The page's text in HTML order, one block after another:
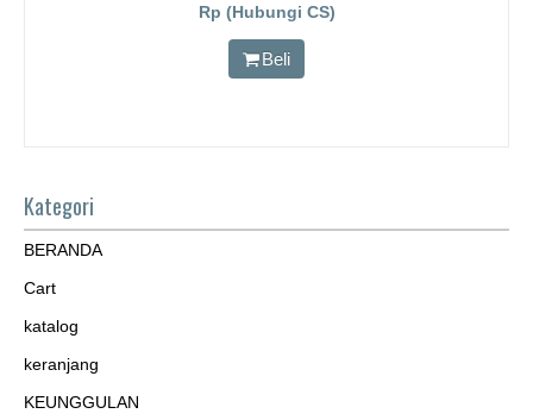
Rp (Hubungi CS)
Beli
Kategori
BERANDA
Cart
katalog
keranjang
KEUNGGULAN